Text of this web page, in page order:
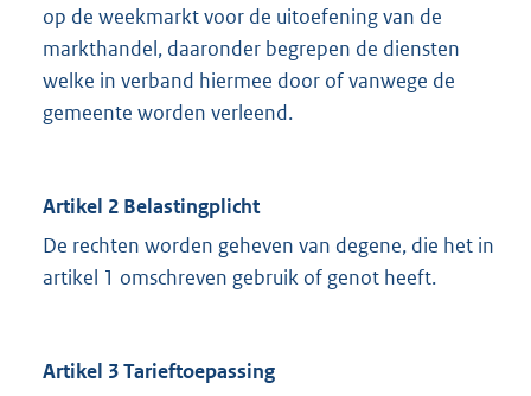
op de weekmarkt voor de uitoefening van de
markthandel, daaronder begrepen de diensten
welke in verband hiermee door of vanwege de
gemeente worden verleend.
Artikel 2 Belastingplicht
De rechten worden geheven van degene, die het in
artikel 1 omschreven gebruik of genot heeft.
Artikel 3 Tarieftoepassing